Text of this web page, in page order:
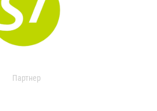
Партнер